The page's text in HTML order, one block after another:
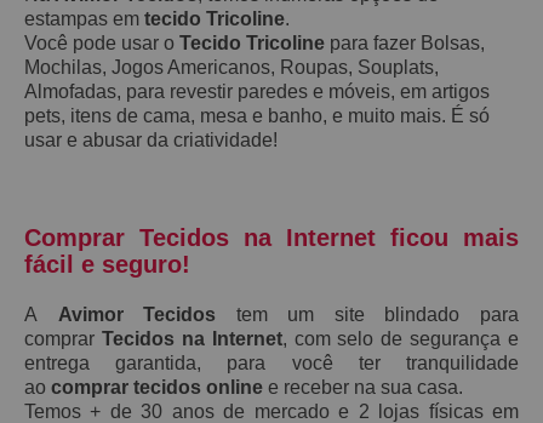
estampas em tecido Tricoline.
Você pode usar o Tecido Tricoline para fazer Bolsas,
Mochilas, Jogos Americanos, Roupas, Souplats,
Almofadas, para revestir paredes e móveis, em artigos
pets, itens de cama, mesa e banho, e muito mais. É só
usar e abusar da criatividade!
Comprar Tecidos na Internet ficou mais
fácil e seguro!
A Avimor Tecidos tem um site blindado para
comprar Tecidos na Internet, com selo de segurança e
entrega garantida, para você ter tranquilidade
ao comprar tecidos online e receber na sua casa.
Temos + de 30 anos de mercado e 2 lojas físicas em